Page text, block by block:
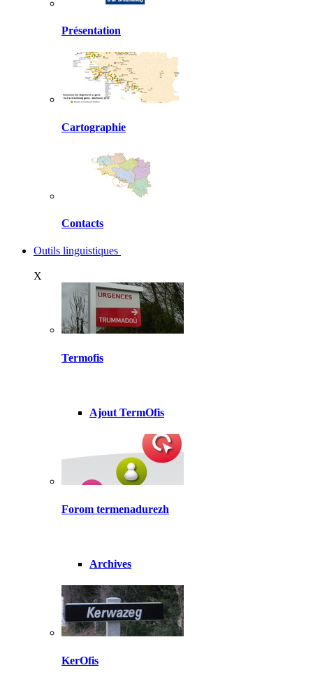
Présentation
Cartographie
Contacts
Outils linguistiques
X
Termofis
Ajout TermOfis
Forom termenadurezh
Archives
KerOfis